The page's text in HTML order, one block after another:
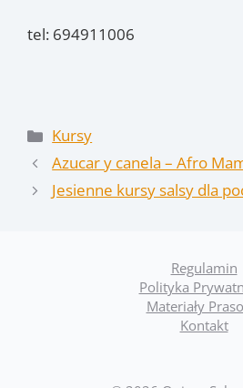
tel: 694911006
Kategorie
Kursy
Azucar y canela – Afro
Jesienne kursy salsy dla
Regulamin
Polityka
Materiały
Kontakt